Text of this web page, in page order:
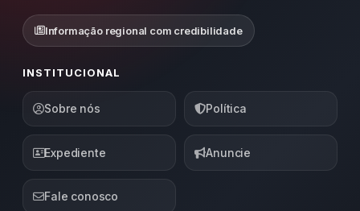
Informação regional com credibilidade
INSTITUCIONAL
Sobre nós Política
Expediente Anuncie
Fale conosco